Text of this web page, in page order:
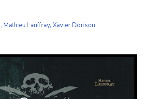
, Mathieu Lauffray, Xavier Dorison